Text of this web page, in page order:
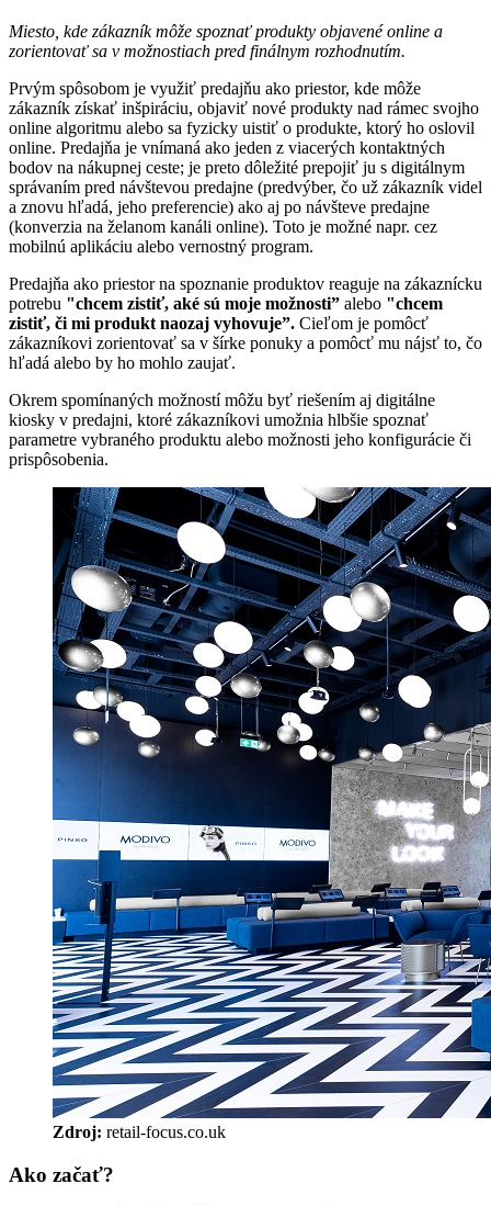
Miesto, kde zákazník môže spoznať produkty objavené online a
zorientovať sa v možnostiach pred finálnym rozhodnutím.
Prvým spôsobom je využiť predajňu ako priestor, kde môže
zákazník získať inšpiráciu, objaviť nové produkty nad rámec svojho
online algoritmu alebo sa fyzicky uistiť o produkte, ktorý ho oslovil
online. Predajňa je vnímaná ako jeden z viacerých kontaktných
bodov na nákupnej ceste; je preto dôležité prepojiť ju s digitálnym
správaním pred návštevou predajne (predvýber, čo už zákazník videl
a znovu hľadá, jeho preferencie) ako aj po návšteve predajne
(konverzia na želanom kanáli online). Toto je možné napr. cez
mobilnú aplikáciu alebo vernostný program.
Predajňa ako priestor na spoznanie produktov reaguje na zákaznícku
potrebu "chcem zistiť, aké sú moje možnosti” alebo "chcem
zistiť, či mi produkt naozaj vyhovuje”. Cieľom je pomôcť
zákazníkovi zorientovať sa v šírke ponuky a pomôcť mu nájsť to, čo
hľadá alebo by ho mohlo zaujať.
Okrem spomínaných možností môžu byť riešením aj digitálne
kiosky v predajni, ktoré zákazníkovi umožnia hlbšie spoznať
parametre vybraného produktu alebo možnosti jeho konfigurácie či
prispôsobenia.
Zdroj: retail-focus.co.uk
Ako začať?